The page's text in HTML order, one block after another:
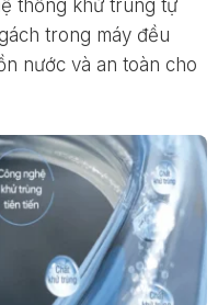
thống khử trùng tự
trong máy đều
nước và an toàn cho